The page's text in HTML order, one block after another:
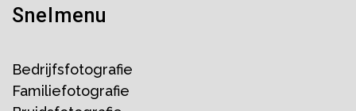
Snelmenu
Bedrijfsfotografie
Familiefotografie